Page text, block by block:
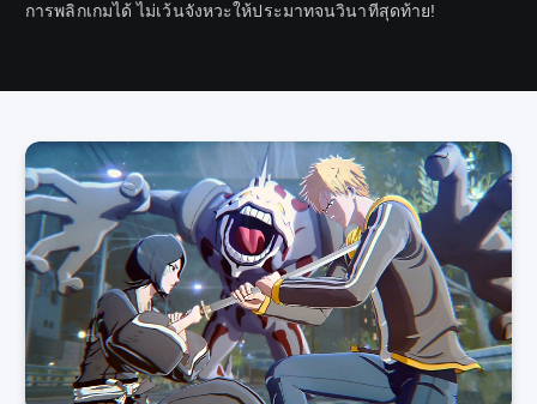
การพลิกเกมได้ ไม่เว้นจังหวะให้ประมาทจนวินาทีสุดท้าย!